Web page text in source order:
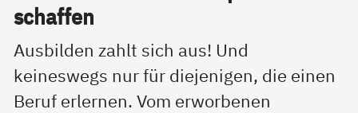
schaf­fen
Ausbilden zahlt sich aus! Und
keineswegs nur für diejenigen, die einen
Beruf erlernen. Vom erworbenen